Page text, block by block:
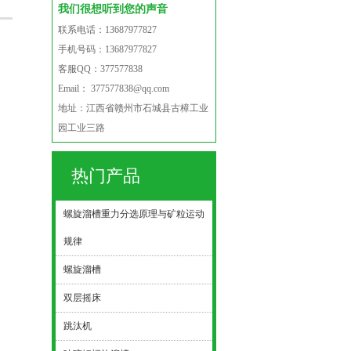
我们很想听到您的声音
联系电话：13687977827
手机号码：13687977827
客服QQ：377577838
Email： 377577838@qq.com
地址：江西省赣州市石城县古樟工业
园工业三路
热门产品
螺旋溜槽重力分选原理与矿粒运动
规律
螺旋溜槽
双层摇床
跳汰机